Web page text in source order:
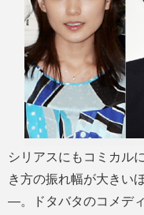
シリアスにもコミカル
き方の振れ幅が大きい
―。ドタバタのコメデ